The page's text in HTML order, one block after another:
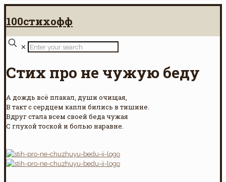
100стихофф
✕
Стих про не чужую беду
А дождь всё плакал, души очищая,
В такт с сердцем капли бились в тишине.
Вдруг стала всем своей беда чужая
С глухой тоской и болью наравне.